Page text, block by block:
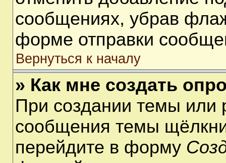
сообщениях, убрав
форме отправки
Вернуться к началу
» Как мне создать
При создании темы или
сообщения темы
перейдите в форму